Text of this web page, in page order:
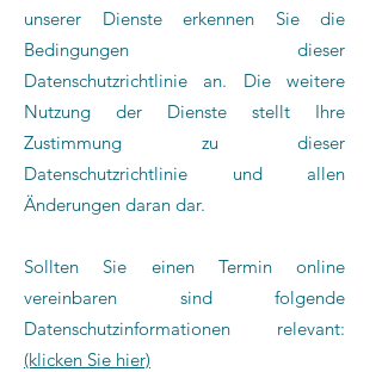
unserer Dienste erkennen Sie die
Bedingungen dieser
Datenschutzrichtlinie an. Die weitere
Nutzung der Dienste stellt Ihre
Zustimmung zu dieser
Datenschutzrichtlinie und allen
Änderungen daran dar.
Sollten Sie einen Termin online
vereinbaren sind folgende
Datenschutzinformationen relevant:
(klicken Sie hier)